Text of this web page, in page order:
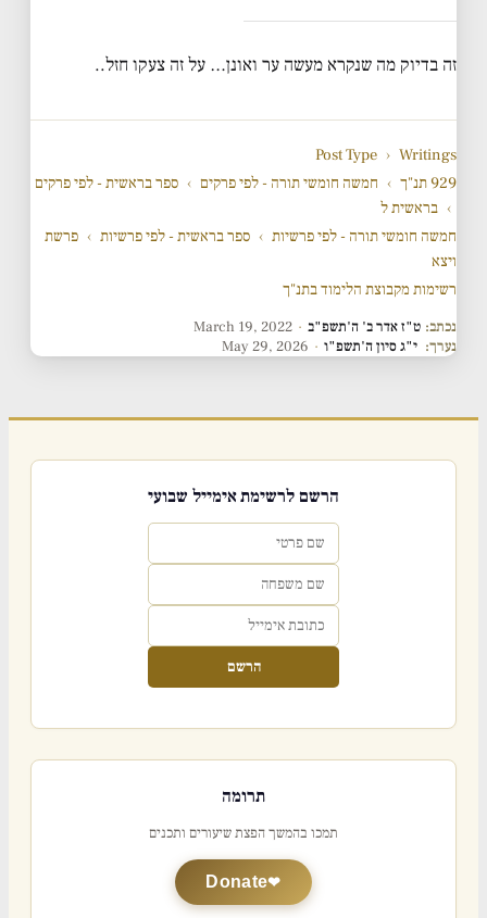
זה בדיוק מה שנקרא מעשה ער ואונן… על זה צעקו חזל..
Post Type › Writings
929 תנ"ך
› חמשה חומשי תורה - לפי פרקים › ספר בראשית - לפי פרקים
› בראשית ל
חמשה חומשי תורה - לפי פרשיות › ספר בראשית - לפי פרשיות › פרשת
ויצא
רשימות מקבוצת הלימוד בתנ"ך
נכתב: ט"ז אדר ב' ה'תשפ"ב ·
March 19, 2022
נערך: י"ג סיון ה'תשפ"ו ·
May 29, 2026
הרשם לרשימת אימייל שבועי
הרשם
תרומה
תמכו בהמשך הפצת שיעורים ותכנים
Donate